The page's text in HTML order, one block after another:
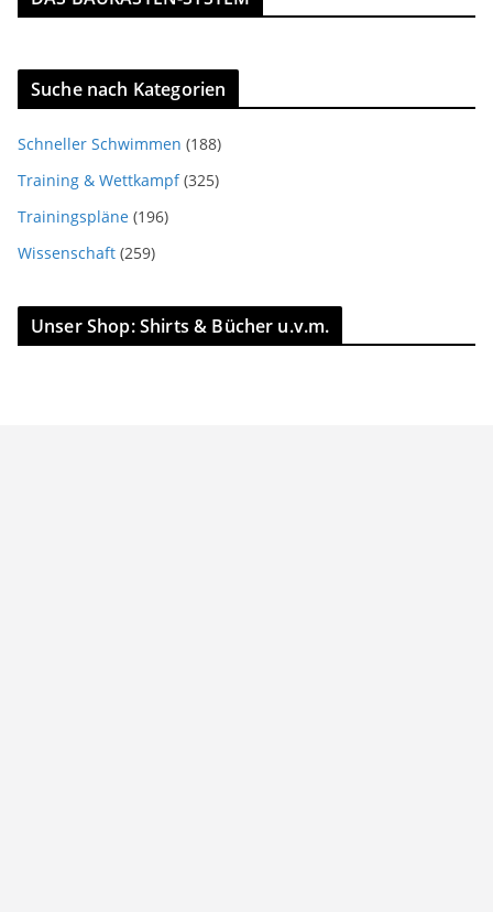
Suche nach Kategorien
Schneller Schwimmen (188)
Training & Wettkampf(325)
Trainingspläne (196)
Wissenschaft (259)
Unser Shop: Shirts & Bücher u.v.m.